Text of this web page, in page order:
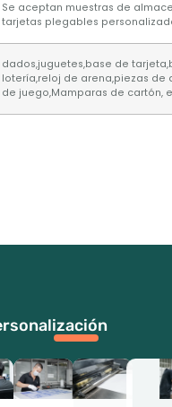
Se aceptan muestras de
tarjetas plegables
dados,juguetes,base de
lotería,reloj de arena,piezas de
de juego,Mamparas de cartón,